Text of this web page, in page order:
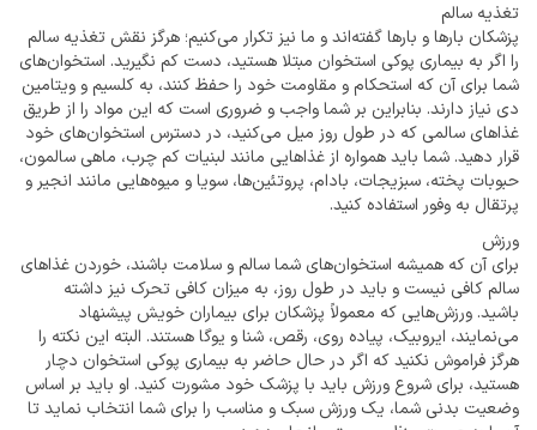
تغذیه سالم
پزشکان بارها و بارها گفته‌اند و ما نیز تکرار می‌کنیم؛ هرگز نقش تغذیه سالم
را اگر به بیماری پوکی استخوان مبتلا هستید، دست کم نگیرید. استخوان‌های
شما برای آن که استحکام و مقاومت خود را حفظ کنند، به کلسیم و ویتامین
دی نیاز دارند. بنابراین بر شما واجب و ضروری است که این مواد را از طریق
غذاهای سالمی که در طول روز میل می‌کنید، در دسترس استخوان‌های خود
قرار دهید. شما باید همواره از غذاهایی مانند لبنیات کم چرب، ماهی سالمون،
حبوبات پخته، سبزیجات، بادام، پروتئین‌ها، سویا و میوه‌هایی مانند انجیر و
پرتقال به وفور استفاده کنید.
ورزش
برای آن که همیشه استخوان‌های شما سالم و سلامت باشند، خوردن غذاهای
سالم کافی نیست و باید در طول روز، به میزان کافی تحرک نیز داشته
باشید. ورزش‌هایی که معمولاً پزشکان برای بیماران خویش پیشنهاد
می‌نمایند، ایروبیک، پیاده روی، رقص، شنا و یوگا هستند. البته این نکته را
هرگز فراموش نکنید که اگر در حال حاضر به بیماری پوکی استخوان دچار
هستید، برای شروع ورزش باید با پزشک خود مشورت کنید. او باید بر اساس
وضعیت بدنی شما، یک ورزش سبک و مناسب را برای شما انتخاب نماید تا